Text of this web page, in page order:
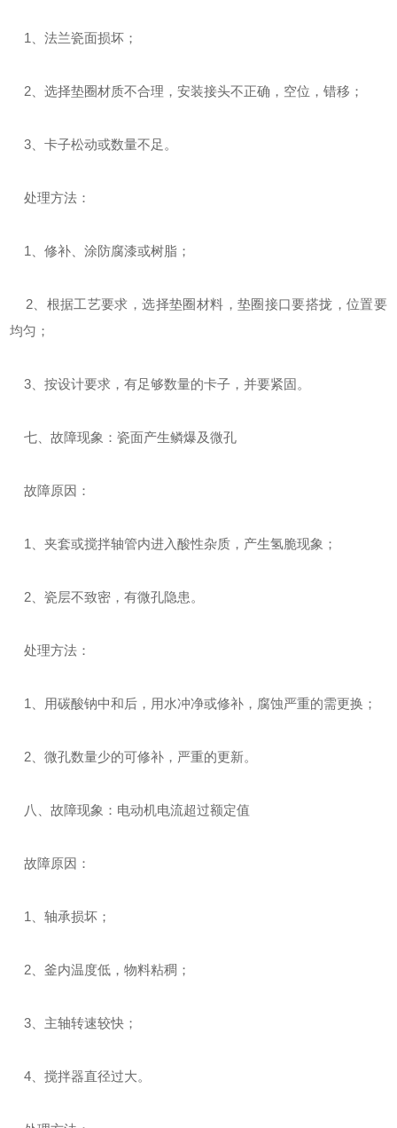
1、法兰瓷面损坏；
2、选择垫圈材质不合理，安装接头不正确，空位，错移；
3、卡子松动或数量不足。
处理方法：
1、修补、涂防腐漆或树脂；
2、根据工艺要求，选择垫圈材料，垫圈接口要搭拢，位置要
均匀；
3、按设计要求，有足够数量的卡子，并要紧固。
七、故障现象：瓷面产生鳞爆及微孔
故障原因：
1、夹套或搅拌轴管内进入酸性杂质，产生氢脆现象；
2、瓷层不致密，有微孔隐患。
处理方法：
1、用碳酸钠中和后，用水冲净或修补，腐蚀严重的需更换；
2、微孔数量少的可修补，严重的更新。
八、故障现象：电动机电流超过额定值
故障原因：
1、轴承损坏；
2、釜内温度低，物料粘稠；
3、主轴转速较快；
4、搅拌器直径过大。